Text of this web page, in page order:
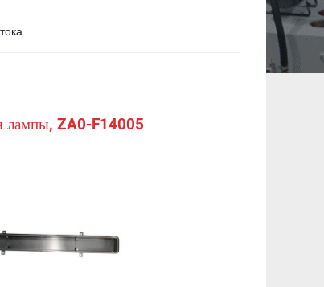
лампы, ZA0-F14005